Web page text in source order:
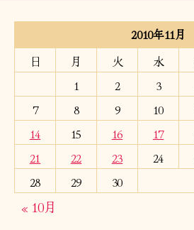
2010年11月
日
月 火 水
1
2 3
7
8 9 10
14
15 16 17
21
22 23 24
28
29 30
« 10月